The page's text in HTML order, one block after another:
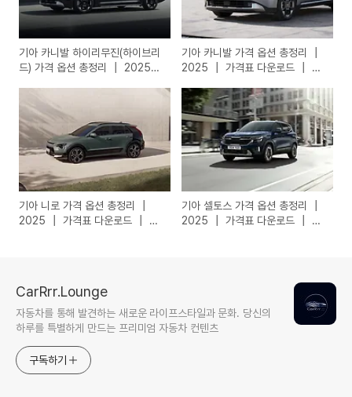
기아 카니발 하이리무진(하이브리
드) 가격 옵션 총정리 ┃ 2025
기아 카니발 가격 옵션 총정리 ┃
2025 ┃ 가격표 다운로드 ┃ 카
기아 니로 가격 옵션 총정리 ┃
2025 ┃ 가격표 다운로드 ┃ 카
기아 셀토스 가격 옵션 총정리 ┃
2025 ┃ 가격표 다운로드 ┃ 카
CarRrr.Lounge
자동차를 통해 발견하는 새로운 라이프스타일과 문화. 당신의
하루를 특별하게 만드는 프리미엄 자동차 컨텐츠
구독하기